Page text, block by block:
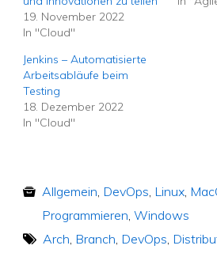
19. November 2022
In "Cloud"
Jenkins – Automatisierte
Arbeitsabläufe beim
Testing
18. Dezember 2022
In "Cloud"
Allgemein DevOps Linux,
Programmieren Windows
Arch Branch DevOps